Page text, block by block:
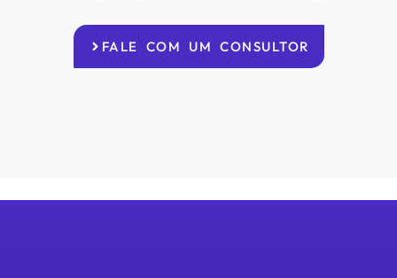
FALE COM UM CONSULTOR